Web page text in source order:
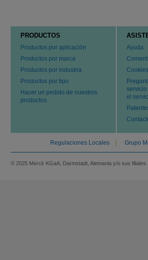
PRODUCTOS
Productos por aplicación
Productos por marca
Productos por industria
Productos por tipo
Hacer un pedido de nuestros
productos
Ayuda
Cookies
el
Regulaciones Locales Grupo
© 2025 Merck KGaA, Darmstadt, Alemania y/o sus